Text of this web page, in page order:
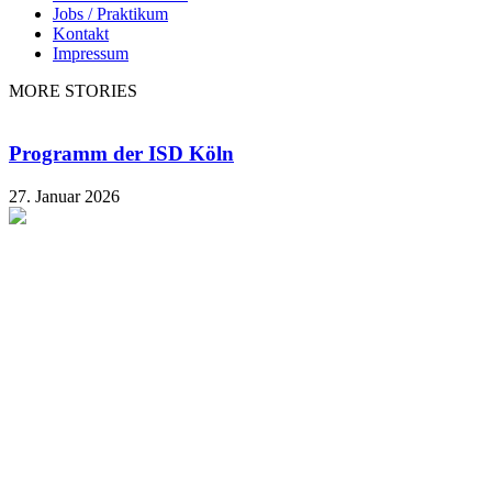
Jobs / Praktikum
Kontakt
Impressum
MORE STORIES
Programm der ISD Köln
27. Januar 2026